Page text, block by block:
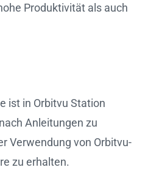
Produktivität als auch
ist in Orbitvu Station
Anleitungen zu
Verwendung von Orbitvu-
zu erhalten.